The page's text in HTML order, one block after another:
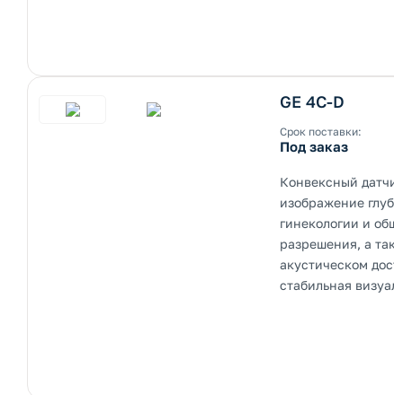
GE 4C-D
Срок поставки:
Под заказ
Конвексный
изображение
гинекологии и
разрешения, а
акустическом
стабильная